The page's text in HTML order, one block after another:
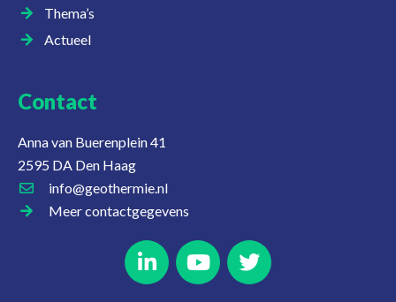
Thema’s
Actueel
Contact
Anna van Buerenplein 41
2595 DA Den Haag
info@geothermie.nl
Meer contactgegevens